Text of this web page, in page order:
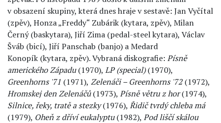
v obsazení skupiny, která dnes hraje v sestavě: Jan Vyčítal
(zpěv), Honza „Freddy“ Zubárik (kytara, zpěv), Milan
Černý (baskytara), Jiří Zima (pedal-steel kytara), Václav
Šváb (bicí), Jiří Panschab (banjo) a Medard
Konopík (kytara, zpěv). Vybraná diskografie: Písně
amerického Západu(1970), LP (special)(1970),
Greenhorns '71 (1971), Zelenáči – Greenhorns '72(1972),
Hromskej den Zelenáčů(1973), Písně větru z hor(1974),
Silnice, řeky, tratě a stezky(1976), Řidič tvrdý chleba má
(1979), Oheň z dříví eukalyptu(1982), Pod liščí skálou